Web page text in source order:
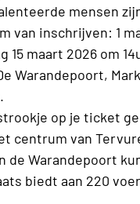
mensen
van inschrijven: 1
15 maart 2026 om
Warandepoort,
op je ticket
centrum van
de Warandepoort
biedt aan 220